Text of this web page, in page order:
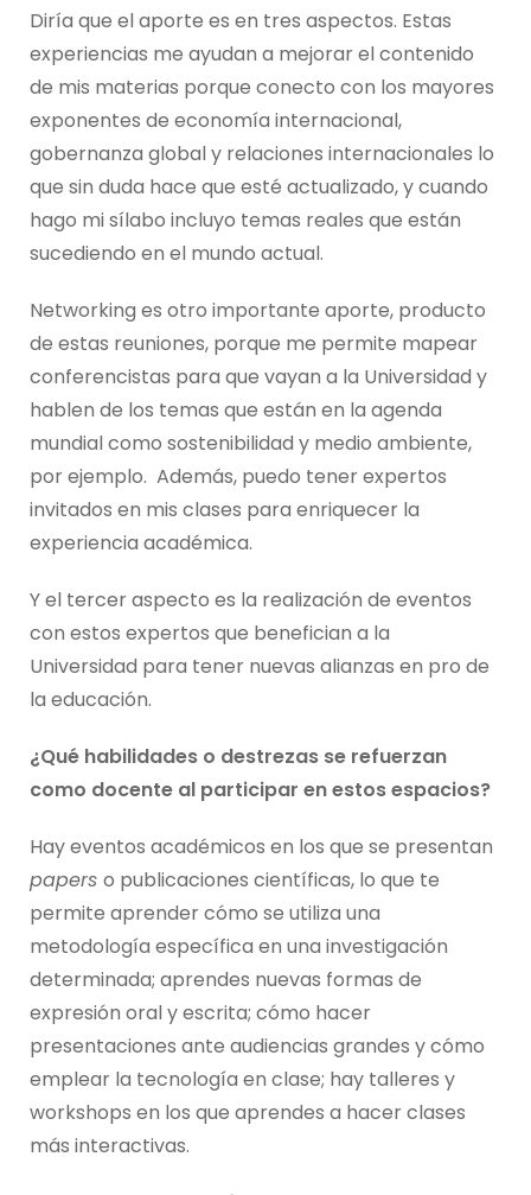
Diría que el aporte es en tres aspectos. Estas
experiencias me ayudan a mejorar el contenido
de mis materias porque conecto con los mayores
exponentes de economía internacional,
gobernanza global y relaciones internacionales lo
que sin duda hace que esté actualizado, y cuando
hago mi sílabo incluyo temas reales que están
sucediendo en el mundo actual.
Networking es otro importante aporte, producto
de estas reuniones, porque me permite mapear
conferencistas para que vayan a la Universidad y
hablen de los temas que están en la agenda
mundial como sostenibilidad y medio ambiente,
por ejemplo. Además, puedo tener expertos
invitados en mis clases para enriquecer la
experiencia académica.
Y el tercer aspecto es la realización de eventos
con estos expertos que benefician a la
Universidad para tener nuevas alianzas en pro de
la educación.
¿Qué habilidades o destrezas se refuerzan
como docente al participar en estos espacios?
Hay eventos académicos en los que se presentan
papers o publicaciones científicas, lo que te
permite aprender cómo se utiliza una
metodología específica en una investigación
determinada; aprendes nuevas formas de
expresión oral y escrita; cómo hacer
presentaciones ante audiencias grandes y cómo
emplear la tecnología en clase; hay talleres y
workshops en los que aprendes a hacer clases
más interactivas.